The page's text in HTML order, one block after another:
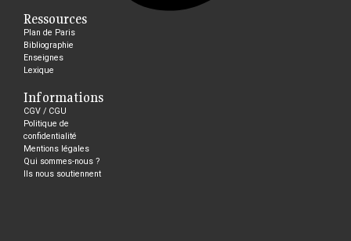
Ressources
Plan de Paris
Bibliographie
Enseignes
Lexique
Informations
CGV / CGU
Politique de
confidentialité
Mentions légales
Qui sommes-nous ?
Ils nous soutiennent